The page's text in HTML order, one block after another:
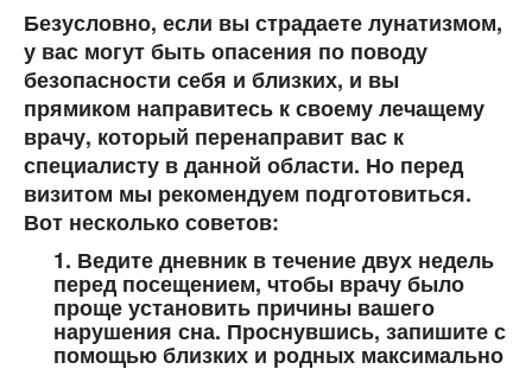
Безусловно, если вы страдаете лунатизмом,
у вас могут быть опасения по поводу
безопасности себя и близких, и вы
прямиком направитесь к своему лечащему
врачу, который перенаправит вас к
специалисту в данной области. Но перед
визитом мы рекомендуем подготовиться.
Вот несколько советов:
1. Ведите дневник в течение двух недель
перед посещением, чтобы врачу было
проще установить причины вашего
нарушения сна. Проснувшись, запишите с
помощью близких и родных максимально